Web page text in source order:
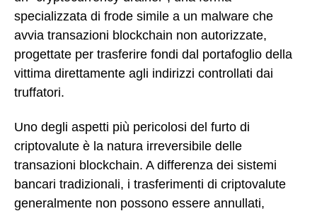
specializzata di frode simile a un malware che
avvia transazioni blockchain non autorizzate,
progettate per trasferire fondi dal portafoglio della
vittima direttamente agli indirizzi controllati dai
truffatori.
Uno degli aspetti più pericolosi del furto di
criptovalute è la natura irreversibile delle
transazioni blockchain. A differenza dei sistemi
bancari tradizionali, i trasferimenti di criptovalute
generalmente non possono essere annullati,